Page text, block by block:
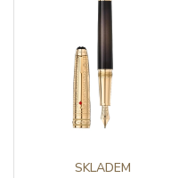
SKLADEM